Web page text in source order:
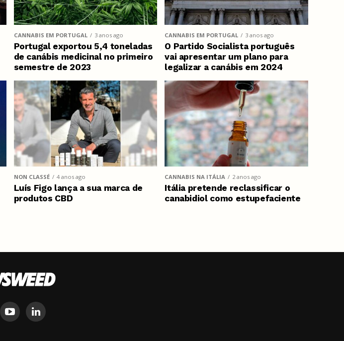
CANNABIS EM PORTUGAL 3 anos ago
Portugal exportou 5,4 toneladas
de canábis medicinal no primeiro
semestre de 2023
CANNABIS EM PORTUGAL 3 anos ago
O Partido Socialista português
vai apresentar um plano para
legalizar a canábis em 2024
NON CLASSÉ 4 anos ago
Luís Figo lança a sua marca de
produtos CBD
CANNABIS NA ITÁLIA 2 anos ago
Itália pretende reclassificar o
canabidiol como estupefaciente